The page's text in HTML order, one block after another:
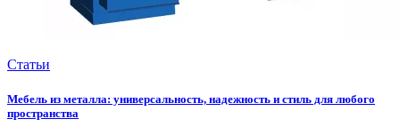
Статьи
Мебель из металла: универсальность, надежность и стиль для любого
пространства